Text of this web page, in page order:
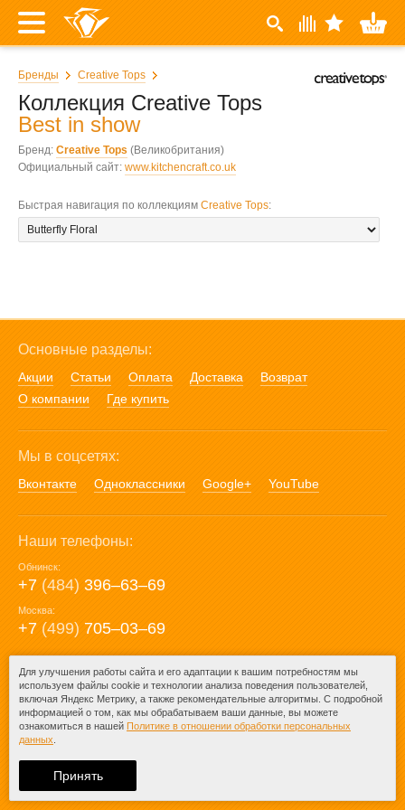
Бренды Creative Tops
Коллекция Creative Tops
Best in show
Бренд: Creative Tops (Великобритания)
Официальный сайт: www.kitchencraft.co.uk
Быстрая навигация по коллекциям Creative Tops:
Основные разделы:
Акции Статьи Оплата Доставка
Возврат
О компании
Где купить
Мы в соцсетях:
Вконтакте Одноклассники Google+ YouTube
Наши телефоны:
Обнинск:
+7 (484) 396‒63‒69
Москва:
+7 (499) 705‒03‒69
E-mail:
mail@posuda40.ru
При любом копировании информации
ссылка на
Для улучшения работы сайта и его адаптации к вашим потребностям мы
используем файлы cookie и технологии анализа поведения пользователей,
включая Яндекс Метрику, а также рекомендательные алгоритмы. С подробной
информацией о том, как мы обрабатываем ваши данные, вы можете
ознакомиться в нашей Политике в отношении обработки персональных
данных
Принять